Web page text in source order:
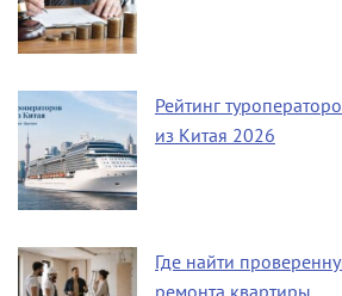
Рейтинг
из Китая 2026
Где найти